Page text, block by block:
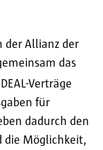
der Allianz der
das
Verträge
für
dadurch den
die Möglichkeit,